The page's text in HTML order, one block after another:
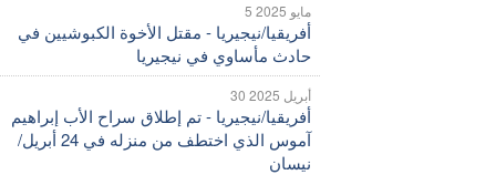
5 مايو 2025
أفريقيا/نيجيريا - مقتل الأخوة الكبوشيين في
حادث مأساوي في نيجيريا
30 أبريل 2025
أفريقيا/نيجيريا - تم إطلاق سراح الأب إبراهيم
آموس الذي اختطف من منزله في 24 أبريل/
نيسان